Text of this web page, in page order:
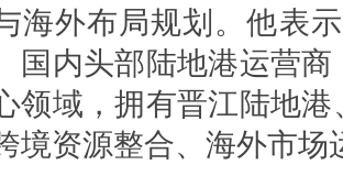
海外布局规划。他表
国内头部陆地港运营
领域，拥有晋江陆地
境资源整合、海外市